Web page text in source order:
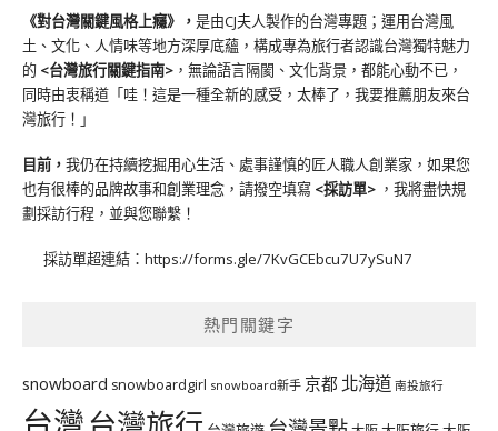
《對台灣關鍵風格上癮》 ， 是由CJ夫人製作的台灣專題；運用台灣風
土、文化、人情味等地方深厚底蘊，構成專為旅行者認識台灣獨特魅力
的 <台灣旅行關鍵指南> ，無論語言隔閡、文化背景，都能心動不已，
同時由衷稱道「哇！這是一種全新的感受，太棒了，我要推薦朋友來台
灣旅行！」
目前， 我仍在持續挖掘用心生活、處事謹慎的匠人職人創業家，如果您
也有很棒的品牌故事和創業理念，請撥空填寫 <採訪單> ，我將盡快規
劃採訪行程，並與您聯繫！
採訪單超連結： https://forms.gle/7KvGCEbcu7U7ySuN7
熱門關鍵字
snowboard snowboardgirl snowboard新手 京都 北海道 南投旅行